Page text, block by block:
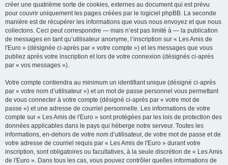
créer une quatrième sorte de cookies, externes au document qui est prévu
pour couvrir uniquement les pages créées par le logiciel phpBB. La seconde
manière est de récupérer les informations que vous nous envoyez et que nous
collectons. Ceci peut correspondre — mais n’est pas limité à — la publication
de messages en tant qu’utilisateur anonyme, l’inscription sur « Les Amis de
l'Euro » (désignée ci-après par « votre compte ») et les messages que vous
publiez après votre inscription et lors de votre connexion (désignés ci-après
par « vos messages »).
Votre compte contiendra au minimum un identifiant unique (désigné ci-après
par « votre nom d’utilisateur ») et un mot de passe personnel vous permettant
de vous connecter à votre compte (désigné ci-après par « votre mot de
passe ») et une adresse de courriel personnelle. Les informations de votre
compte sur « Les Amis de l'Euro » sont protégées par les lois de protection des
données applicables dans le pays qui héberge notre serveur. Toutes les
informations, en-dehors de votre nom d’utilisateur, de votre mot de passe et de
votre adresse de courriel requis par « Les Amis de l'Euro » durant votre
inscription, sont obligatoires ou facultatives, à la seule discrétion de « Les Amis
de l'Euro ». Dans tous les cas, vous pouvez contrôler quelles informations de